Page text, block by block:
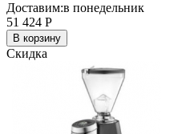
Доставим:в понедельник
51 424 Р
В корзину
Скидка